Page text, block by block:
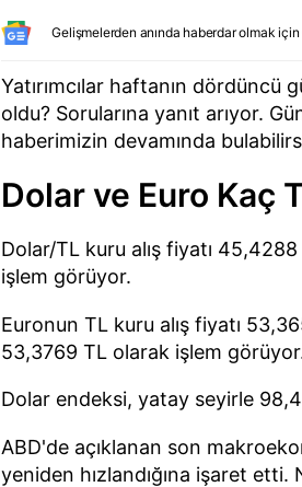
Gelişmelerden anında haberdar olmak için
Yatırımcılar haftanın
oldu? Sorularına yanıt arıyor.
haberimizin devamında
Dolar ve Euro Kaç
Dolar/TL kuru alış fiyatı
işlem görüyor.
Euronun TL kuru alış fiyatı
53,3769 TL olarak işlem
Dolar endeksi, yatay seyirle
ABD'de açıklanan son
yeniden hızlandığına işaret